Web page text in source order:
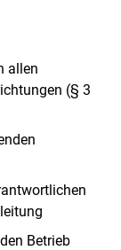
allen
(§ 3
Betrieb